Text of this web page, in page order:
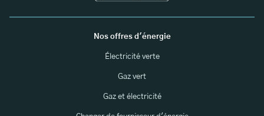
Nos offres d'énergie
Électricité verte
Gaz vert
Gaz et électricité